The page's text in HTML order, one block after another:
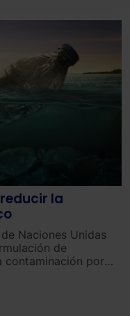
utilizaremos
la
Naciones Unidas
de
contaminación por
realizan cambios
el mercado, así